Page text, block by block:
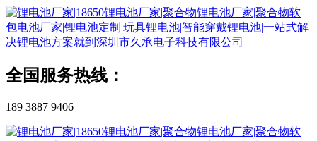
全国服务热线：
189 3887 9406